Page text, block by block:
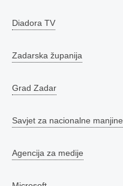
Diadora TV
Zadarska županija
Grad Zadar
Savjet za nacionalne manjine
Agencija za medije